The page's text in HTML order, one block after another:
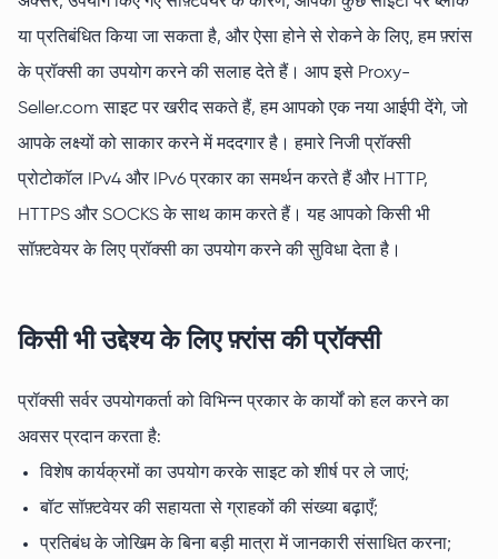
या प्रतिबंधित किया जा सकता है, और ऐसा होने से रोकने के लिए, हम फ़्रांस
के प्रॉक्सी का उपयोग करने की सलाह देते हैं। आप इसे Proxy-
Seller.com साइट पर खरीद सकते हैं, हम आपको एक नया आईपी देंगे, जो
आपके लक्ष्यों को साकार करने में मददगार है। हमारे निजी प्रॉक्सी
प्रोटोकॉल IPv4 और IPv6 प्रकार का समर्थन करते हैं और HTTP,
HTTPS और SOCKS के साथ काम करते हैं। यह आपको किसी भी
सॉफ़्टवेयर के लिए प्रॉक्सी का उपयोग करने की सुविधा देता है।
किसी भी उद्देश्य के लिए फ़्रांस की प्रॉक्सी
प्रॉक्सी सर्वर उपयोगकर्ता को विभिन्न प्रकार के कार्यों को हल करने का
अवसर प्रदान करता है:
विशेष कार्यक्रमों का उपयोग करके साइट को शीर्ष पर ले जाएं;
बॉट सॉफ़्टवेयर की सहायता से ग्राहकों की संख्या बढ़ाएँ;
प्रतिबंध के जोखिम के बिना बड़ी मात्रा में जानकारी संसाधित करना;